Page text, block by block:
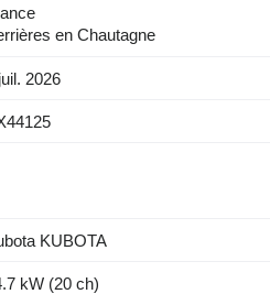
en Chautagne
2026
KUBOTA
kW (20 ch)